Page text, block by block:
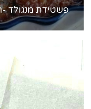
פשטידת מנגולד